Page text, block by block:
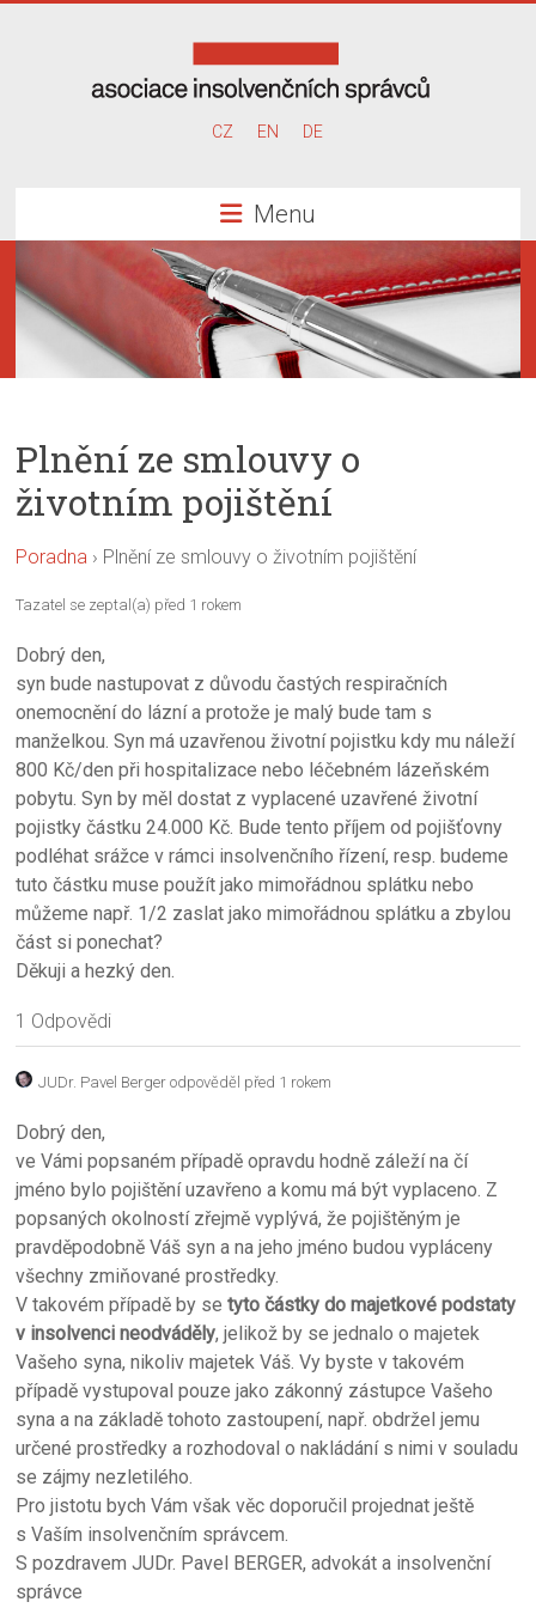
správců
CZ EN DE
Menu
Plnění ze smlouvy o
životním pojištění
Poradna › Plnění ze smlouvy o životním pojištění
Tazatel se zeptal(a) před 1 rokem
Dobrý den,
syn bude nastupovat z důvodu častých respiračních
onemocnění do lázní a protože je malý bude tam s
manželkou. Syn má uzavřenou životní pojistku kdy mu náleží
800 Kč/den při hospitalizace nebo léčebném lázeňském
pobytu. Syn by měl dostat z vyplacené uzavřené životní
pojistky částku 24.000 Kč. Bude tento příjem od pojišťovny
podléhat srážce v rámci insolvenčního řízení, resp. budeme
tuto částku muse použít jako mimořádnou splátku nebo
můžeme např. 1/2 zaslat jako mimořádnou splátku a zbylou
část si ponechat?
Děkuji a hezký den.
1 Odpovědi
JUDr. Pavel Bergerodpověděl před 1 rokem
Dobrý den,
ve Vámi popsaném případě opravdu hodně záleží na čí
jméno bylo pojištění uzavřeno a komu má být vyplaceno. Z
popsaných okolností zřejmě vyplývá, že pojištěným je
pravděpodobně Váš syn a na jeho jméno budou vypláceny
všechny zmiňované prostředky.
V takovém případě by setyto částky do majetkové podstaty
v insolvenci neodváděly, jelikož by se jednalo o majetek
Vašeho syna, nikoliv majetek Váš. Vy byste v takovém
případě vystupoval pouze jako zákonný zástupce Vašeho
syna a na základě tohoto zastoupení, např. obdržel jemu
určené prostředky a rozhodoval o nakládání s nimi v souladu
se zájmy nezletilého.
Pro jistotu bych Vám však věc doporučil projednat ještě
s Vaším insolvenčním správcem.
S pozdravem JUDr. Pavel BERGER, advokát a insolvenční
správce